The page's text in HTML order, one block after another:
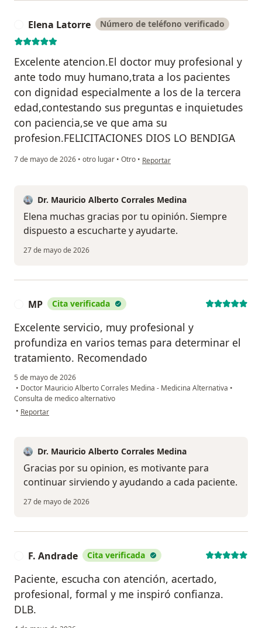
Elena Latorre Número de teléfono verificado
Excelente atencion.El doctor muy profesional y
ante todo muy humano,trata a los pacientes
con dignidad especialmente a los de la tercera
edad,contestando sus preguntas e inquietudes
con paciencia,se ve que ama su
profesion.FELICITACIONES DIOS LO BENDIGA
7 de mayo de 2026 • otro lugar • Otro • en opinión del usuario Elena Latorre
Reportar
Dr. Mauricio Alberto Corrales Medina
Elena muchas gracias por tu opinión. Siempre
dispuesto a escucharte y ayudarte.
27 de mayo de 2026
MP Cita verificada
Excelente servicio, muy profesional y
profundiza en varios temas para determinar el
tratamiento. Recomendado
5 de mayo de 2026
• Doctor Mauricio Alberto Corrales Medina - Medicina Alternativa •
Consulta de medico alternativo
• en opinión del usuario MP
Reportar
Dr. Mauricio Alberto Corrales Medina
Gracias por su opinion, es motivante para
continuar sirviendo y ayudando a cada paciente.
27 de mayo de 2026
F. Andrade Cita verificada
Paciente, escucha con atención, acertado,
profesional, formal y me inspiró confianza.
DLB.